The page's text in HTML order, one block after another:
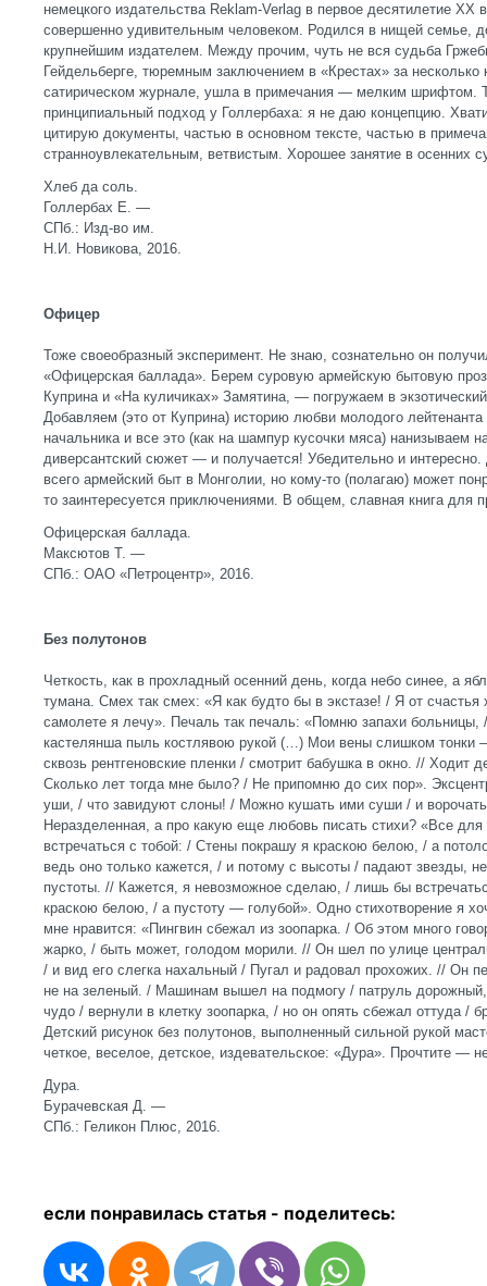
немецкого издательства Reklam-Verlag в первое десятилетие
совершенно удивительным человеком. Родился в нищей семье,
крупнейшим издателем. Между прочим, чуть не вся судьба
Гейдельберге, тюремным заключением в «Крестах» за несколько
сатирическом журнале, ушла в примечания — мелким шрифтом.
принципиальный подход у Голлербаха: я не даю концепцию.
цитирую документы, частью в основном тексте, частью в
странноувлекательным, ветвистым. Хорошее занятие в осенних
Хлеб да соль.
Голлербах Е. —
СПб.: Изд-во им.
Н.И. Новикова, 2016.
Офицер
Тоже своеобразный эксперимент. Не знаю, сознательно он
«Офицерская баллада». Берем суровую армейскую бытовую
Куприна и «На куличиках» Замятина, — погружаем в
Добавляем (это от Куприна) историю любви молодого лейтенанта
начальника и все это (как на шампур кусочки мяса) нанизываем
диверсантский сюжет — и получается! Убедительно и
всего армейский быт в Монголии, но кому-то (полагаю) может
то заинтересуется приключениями. В общем, славная книга для
Офицерская баллада.
Максютов Т. —
СПб.: ОАО «Петроцентр», 2016.
Без полутонов
Четкость, как в прохладный осенний день, когда небо синее, а
тумана. Смех так смех: «Я как будто бы в экстазе! / Я от
самолете я лечу». Печаль так печаль: «Помню запахи больницы,
кастелянша пыль костлявою рукой (…) Мои вены слишком
сквозь рентгеновские пленки / смотрит бабушка в окно. // Ходит
Сколько лет тогда мне было? / Не припомню до сих пор».
уши, / что завидуют слоны! / Можно кушать ими суши / и
Неразделенная, а про какую еще любовь писать стихи? «Все
встречаться с тобой: / Стены покрашу я краскою белою, / а
ведь оно только кажется, / и потому с высоты / падают звезды,
пустоты. // Кажется, я невозможное сделаю, / лишь бы
краскою белою, / а пустоту — голубой». Одно стихотворение я
мне нравится: «Пингвин сбежал из зоопарка. / Об этом много
жарко, / быть может, голодом морили. // Он шел по улице
/ и вид его слегка нахальный / Пугал и радовал прохожих. // Он
не на зеленый. / Машинам вышел на подмогу / патруль
чудо / вернули в клетку зоопарка, / но он опять сбежал оттуда /
Детский рисунок без полутонов, выполненный сильной рукой
четкое, веселое, детское, издевательское: «Дура». Прочтите —
Дура.
Бурачевская Д. —
СПб.: Геликон Плюс, 2016.
если понравилась статья - поделитесь: